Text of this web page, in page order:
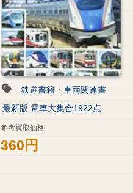
鉄道書籍・車両関連書
最新版 電車大集合1922点
参考買取価格
360円